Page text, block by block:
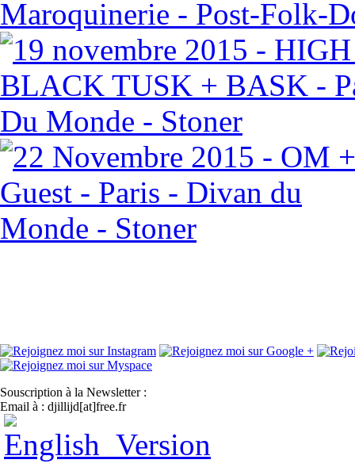
Souscription à la Newsletter :
Email à : djillijd[at]free.fr